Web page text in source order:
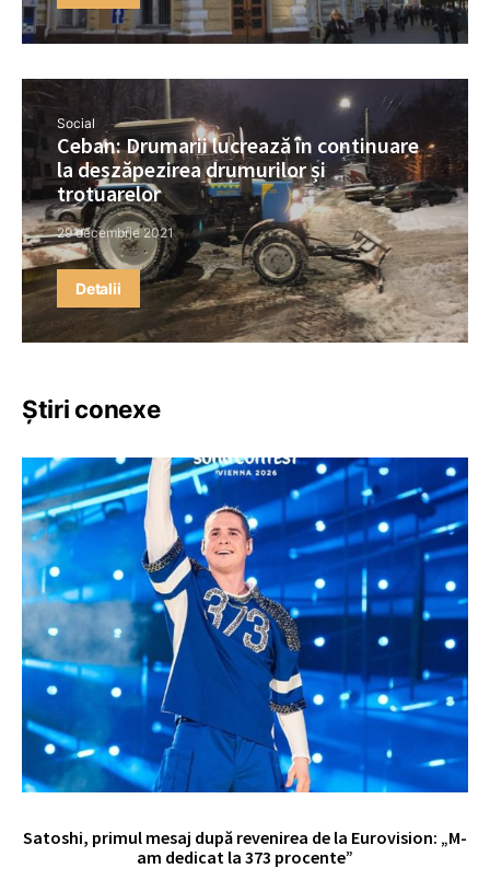
Social
Ceban: Drumarii lucrează în continuare
la deszăpezirea drumurilor și
trotuarelor
29 decembrie 2021
Detalii
Știri conexe
Satoshi, primul mesaj după revenirea de la Eurovision: „M-
am dedicat la 373 procente”